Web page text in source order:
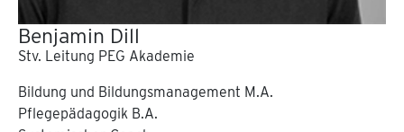
Benjamin Dill
Stv. Leitung PEG Akademie
Bildung und Bildungsmanagement M.A.
Pflegepädagogik B.A.